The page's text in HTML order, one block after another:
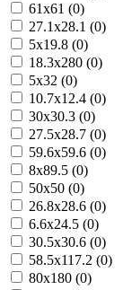
61x61 (0)
27.1x28.1 (0)
5x19.8 (0)
18.3x280 (0)
5x32 (0)
10.7x12.4 (0)
30x30.3 (0)
27.5x28.7 (0)
59.6x59.6 (0)
8x89.5 (0)
50x50 (0)
26.8x28.6 (0)
6.6x24.5 (0)
30.5x30.6 (0)
58.5x117.2 (0)
80x180 (0)